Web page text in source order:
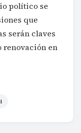
político se
que
serán claves
renovación en